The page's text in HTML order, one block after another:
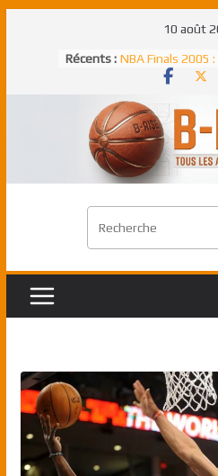
10 août
Récents : meilleur
NBA Finals 2005
un troisième titre
face aux Pistons
NBA Finals 2021 :
Antetokounmpo
Freek élu MVP
Shai Gilgeous-
match à plus de
canadien
Pau Gasol dans
l’année